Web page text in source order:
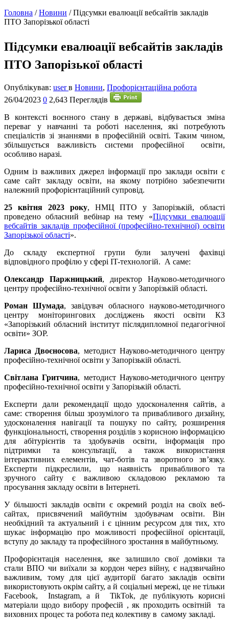
Головна /Новини /Підсумки евалюації вебсайтів закладів
ПТО Запорізької області
Підсумки евалюації вебсайтів закладів
ПТО Запорізької області
Опублікував: userв Новини, Профорієнтаційна робота
26/04/2023 0 2,643 Переглядів
В контексті воєнного стану в державі, відбувається зміна
переваг у навчанні та роботі населення, які потребують
спеціалістів зі знаннями в професійній освіті. Таким чином,
збільшується важливість системи професійної освіти,
особливо наразі.
Одним із важливих джерел інформації про заклади освіти є
саме сайт закладу освіти, на якому потрібно забезпечити
належний профорієнтаційний супровід.
25 квітня 2023 року, НМЦ ПТО у Запорізькій, області
проведено обласний вебінар на тему «Підсумки евалюації
вебсайтів закладів професійної (професійно-технічної) освіти
Запорізької області».
До складу експертної групи були залучені фахівці
відповідного профілю у сфері IT-технологій. А саме:
Олександр Паржницький, директор Науково-методичного
центру професійно-технічної освіти у Запорізькій області.
Роман Шумада, завідувач обласного науково-методичного
центру моніторингових досліджень якості освіти КЗ
«Запорізький обласний інститут післядипломної педагогічної
освіти» ЗОР.
Лариса Двоєносова, методист Науково-методичного центру
професійно-технічної освіти у Запорізькій області.
Світлана Гритчина, методист Науково-методичного центру
професійно-технічної освіти у Запорізькій області.
Експерти дали рекомендації щодо удосконалення сайтів, а
саме: створення більш зрозумілого та привабливого дизайну,
удосконалення навігації та пошуку по сайту, розширення
функціональності, створення розділів з корисною інформацією
для абітурієнтів та здобувачів освіти, інформація про
підтримки та консультації, а також використання
інтерактивних елементів, чат-ботів та зворотного зв’язку.
Експерти підкреслили, що наявність привабливого та
зручного сайту є важливою складовою рекламою та
просування закладу освіти в Інтернеті.
У більшості закладів освіти є окремий розділ на своїх веб-
сайтах, присвячений майбутнім здобувачам освіти. Він
необхідний та актуальний і є цінним ресурсом для тих, хто
шукає інформацію про можливості професійної орієнтації,
вступу до закладу та професійного зростання в майбутньому.
Профорієнтація населення, яке залишило свої домівки та
стали ВПО чи виїхали за кордон через війну, є надзвичайно
важливим, тому для цієї аудиторії багато закладів освіти
використовують окрім сайту, а й соціальні мережі, це не тільки
Facebook, Instagram, а й TikTok, де публікують корисні
матеріали щодо вибору професій , як проходить освітній та
виховних процес та робота пед колективу в самому закладі.